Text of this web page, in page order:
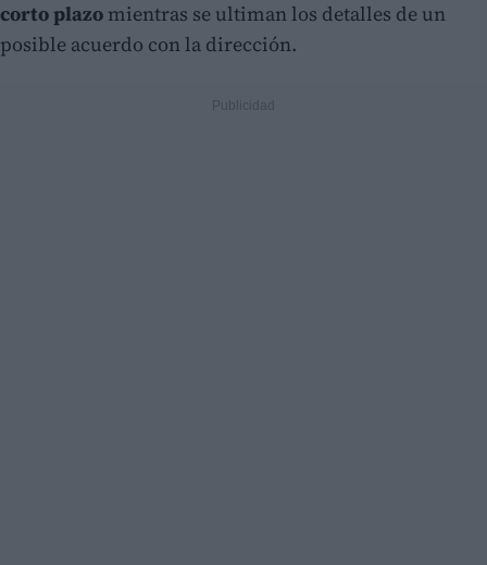
corto plazo mientras se ultiman los detalles de un
posible acuerdo con la dirección.